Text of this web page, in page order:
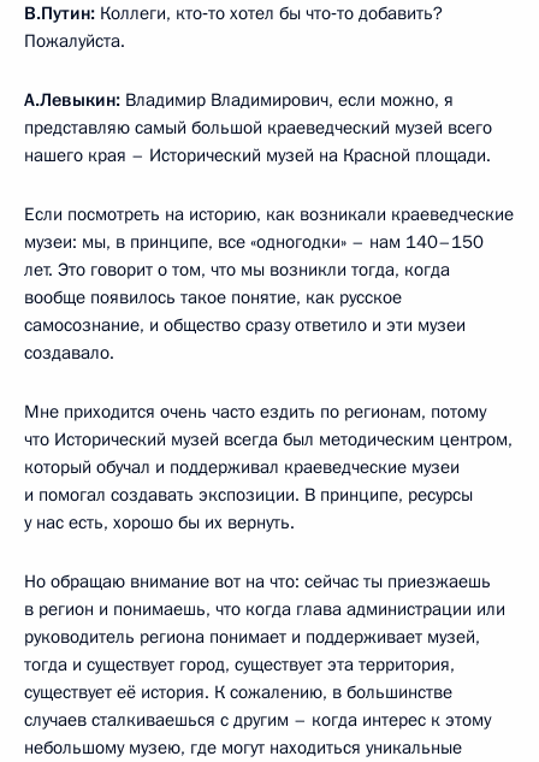
В.Путин: Коллеги, кто‑то хотел бы что‑то добавить?
Пожалуйста.
А.Левыкин: Владимир Владимирович, если можно, я
представляю самый большой краеведческий музей всего
нашего края – Исторический музей на Красной площади.
Если посмотреть на историю, как возникали краеведческие
музеи: мы, в принципе, все «одногодки» – нам 140–150
лет. Это говорит о том, что мы возникли тогда, когда
вообще появилось такое понятие, как русское
самосознание, и общество сразу ответило и эти музеи
создавало.
Мне приходится очень часто ездить по регионам, потому
что Исторический музей всегда был методическим центром,
который обучал и поддерживал краеведческие музеи
и помогал создавать экспозиции. В принципе, ресурсы
у нас есть, хорошо бы их вернуть.
Но обращаю внимание вот на что: сейчас ты приезжаешь
в регион и понимаешь, что когда глава администрации или
руководитель региона понимает и поддерживает музей,
тогда и существует город, существует эта территория,
существует её история. К сожалению, в большинстве
случаев сталкиваешься с другим – когда интерес к этому
небольшому музею, где могут находиться уникальные